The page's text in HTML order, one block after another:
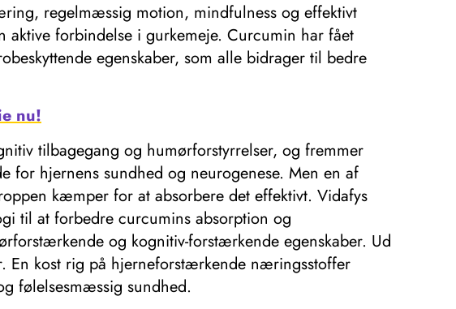
regelmæssig motion, mindfulness og effektivt
forbindelse i gurkemeje. Curcumin har fået
egenskaber, som alle bidrager til bedre
nu!
tilbagegang og humørforstyrrelser, og fremmer
hjernens sundhed og neurogenese. Men en af
kæmper for at absorbere det effektivt. Vidafys
til at forbedre curcumins absorption og
og kognitiv-forstærkende egenskaber. Ud
En kost rig på hjerneforstærkende næringsstoffer
følelsesmæssig sundhed.